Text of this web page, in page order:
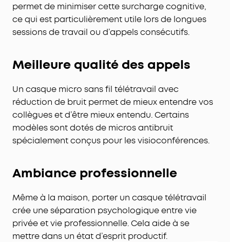
permet de minimiser cette surcharge cognitive,
ce qui est particulièrement utile lors de longues
sessions de travail ou d’appels consécutifs.
Meilleure qualité des appels
Un casque micro sans fil télétravail avec
réduction de bruit permet de mieux entendre vos
collègues et d’être mieux entendu. Certains
modèles sont dotés de micros antibruit
spécialement conçus pour les visioconférences.
Ambiance professionnelle
Même à la maison, porter un casque télétravail
crée une séparation psychologique entre vie
privée et vie professionnelle. Cela aide à se
mettre dans un état d’esprit productif.